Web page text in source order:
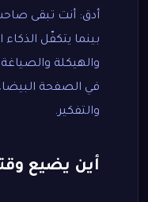
أدق: أنت تبقى
بينما يتكفّل
والهيكلة
في الصفحة
والتفكير.
أين يضيع